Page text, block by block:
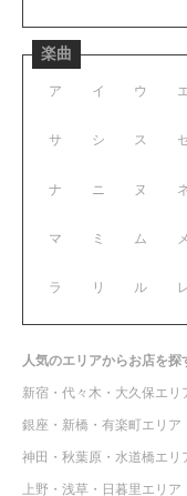
楽曲
ア イ ウ
サ シ ス
ナ ニ ヌ
マ ミ ム メ
ラ リ ル
人気のエリアからお店を探
新宿・代々木・大久保エリ
銀座・新橋・有楽町エリア
神田・秋葉原・水道橋エリ
上野・浅草・日暮里エリア